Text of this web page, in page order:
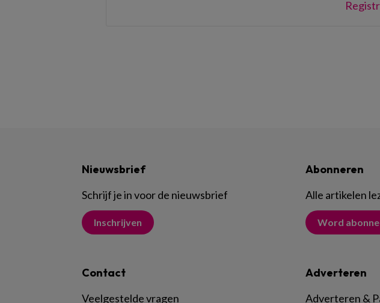
Nieuwsbrief
Schrijf je in voor de nieuwsbrief
Inschrijven
Abonneren
Alle artikelen
Word
Contact
Veelgestelde vragen
Adverteren
Adverteren &